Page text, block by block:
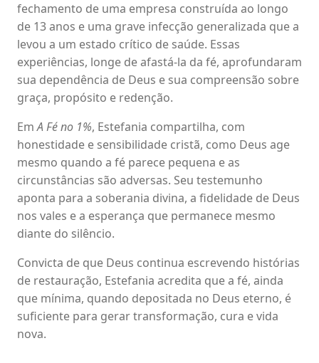
fechamento de uma empresa construída ao longo
de 13 anos e uma grave infecção generalizada que a
levou a um estado crítico de saúde. Essas
experiências, longe de afastá-la da fé, aprofundaram
sua dependência de Deus e sua compreensão sobre
graça, propósito e redenção.
EmA Fé no 1%, Estefania compartilha, com
honestidade e sensibilidade cristã, como Deus age
mesmo quando a fé parece pequena e as
circunstâncias são adversas. Seu testemunho
aponta para a soberania divina, a fidelidade de Deus
nos vales e a esperança que permanece mesmo
diante do silêncio.
Convicta de que Deus continua escrevendo histórias
de restauração, Estefania acredita que a fé, ainda
que mínima, quando depositada no Deus eterno, é
suficiente para gerar transformação, cura e vida
nova.